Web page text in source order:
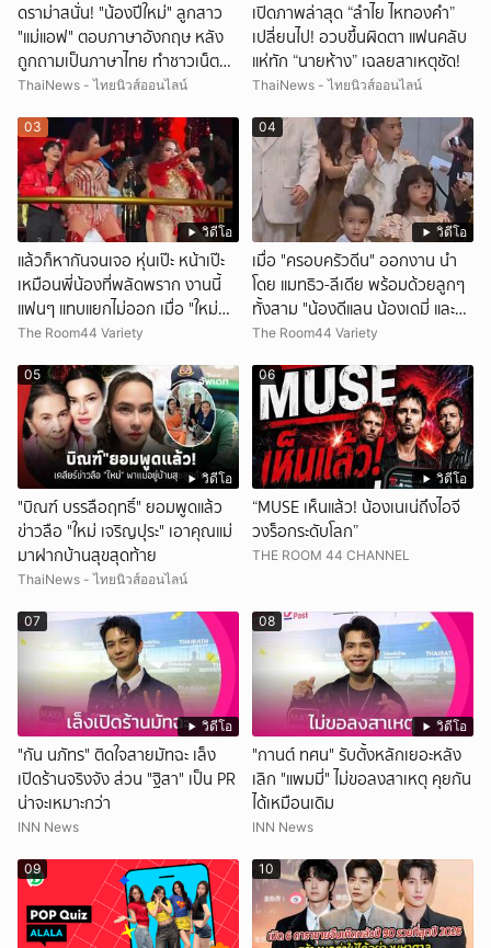
ดราม่าสนั่น! "น้องปีใหม่" ลูกสาว
"แม่แอฟ" ตอบภาษาอังกฤษ หลัง
ถูกถามเป็นภาษาไทย ทำชาวเน็ตถก
สนั่น!
ThaiNews - ไทยนิวส์ออนไลน์
เปิดภาพล่าสุด “ลำไย ไหทองคำ”
เปลี่ยนไป! อวบขึ้นผิดตา แฟนคลับ
แห่ทัก “นายห้าง” เฉลยสาเหตุชัด!
ThaiNews - ไทยนิวส์ออนไลน์
วิดีโอ
03
แล้วก็หากันจนเจอ หุ่นเป๊ะ หน้าเป๊ะ
เหมือนพี่น้องที่พลัดพราก งานนี้
แฟนๆ แทบแยกไม่ออก เมื่อ "ใหม่
พัชรี" นักร้องคนดัง เจอแฝดสาขา
ของขวัญอีกด้วย
The Room44 Variety
วิดีโอ
04
เมื่อ "ครอบครัวดีน" ออกงาน นำ
โดย แมทธิว-ลีเดีย พร้อมด้วยลูกๆ
ทั้งสาม "น้องดีแลน น้องเดมี่ และ
น้องดีออน" รับรางวัลสุดยอด
ชอวอร์ด ครั้งที่ 8 บอกเลยหน้าตาดี
ยกบ้าน
The Room44 Variety
วิดีโอ
05
"บิณฑ์ บรรลือฤทธิ์" ยอมพูดแล้ว
ข่าวลือ "ใหม่ เจริญปุระ" เอาคุณแม่
มาฝากบ้านสุขสุดท้าย
ThaiNews - ไทยนิวส์ออนไลน์
วิดีโอ
06
“MUSE เห็นแล้ว! น้องเนเน่ถึงไอจี
วงร็อกระดับโลก”
THE ROOM 44 CHANNEL
วิดีโอ
07
"กัน นภัทร" ติดใจสายมัทฉะ เล็ง
เปิดร้านจริงจัง ส่วน "ฐิสา" เป็น PR
น่าจะเหมาะกว่า
INN News
วิดีโอ
08
"กานต์ ทศน" รับตั้งหลักเยอะหลัง
เลิก "แพมมี่" ไม่ขอลงสาเหตุ คุยกัน
ได้เหมือนเดิม
INN News
09 10